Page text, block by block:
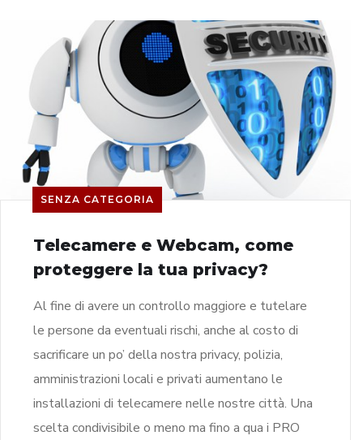
SENZA CATEGORIA
Telecamere e Webcam, come
proteggere la tua privacy?
Al fine di avere un controllo maggiore e tutelare
le persone da eventuali rischi, anche al costo di
sacrificare un po’ della nostra privacy, polizia,
amministrazioni locali e privati aumentano le
installazioni di telecamere nelle nostre città. Una
scelta condivisibile o meno ma fino a qua i PRO